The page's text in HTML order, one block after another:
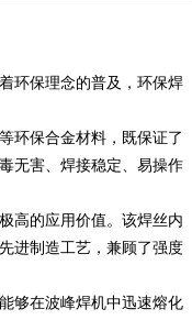
环保理念的普及，环保焊
环保合金材料，既保证了
无害、焊接稳定、易操作
高的应用价值。该焊丝内
进制造工艺，兼顾了强度
够在波峰焊机中迅速熔化
力与发展前景